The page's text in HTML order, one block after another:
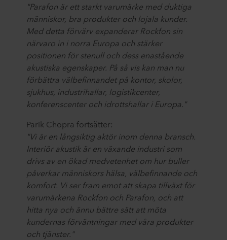
"Parafon är ett starkt varumärke med duktiga
människor, bra produkter och lojala kunder.
Med detta förvärv expanderar Rockfon sin
närvaro in i norra Europa och stärker
positionen för stenull och dess enastående
akustiska egenskaper. På så vis kan man nu
förbättra välbefinnandet på kontor, skolor,
sjukhus, industrihallar, logistikcenter,
konferenscenter och idrottshallar i Europa."
Parik Chopra fortsätter:
"Vi är en långsiktig aktör inom denna bransch.
Interiör akustik är en växande industri som
drivs av en ökad medvetenhet om hur buller
påverkar människors hälsa, välbefinnande och
komfort. Vi ser fram emot att skapa tillväxt för
varumärkena Rockfon och Parafon, och att
hitta nya och ännu bättre sätt att möta
kundernas förväntningar med våra produkter
och tjänster."